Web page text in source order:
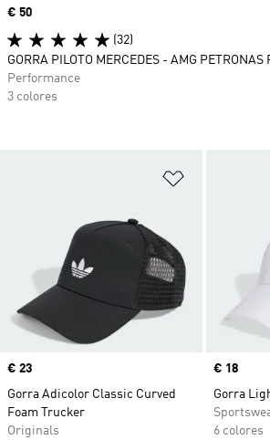
Precio
€ 23
Gorra Adicolor Classic Curved
Foam Trucker
Originals
Precio
€ 18
Gorra
6 colores
Precio
€ 50
(32)
GORRA PILOTO MERCEDES - AMG PETRONAS
Performance
3 colores